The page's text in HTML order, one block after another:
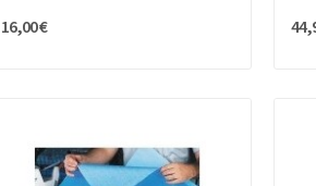
16,00 €